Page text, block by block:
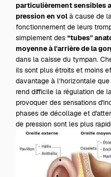
particulièrement sensibles
pression en volà cause de
fonctionnement de leurs
simplement des“tubes”
moyenne à l'arrière de la
dans la caisse du tympan.
ils sont plus étroits et moins
davantage à l’horizontale
rend difficile la régulation de
provoquer des sensations
phases de décollage et
de pression sont les plus